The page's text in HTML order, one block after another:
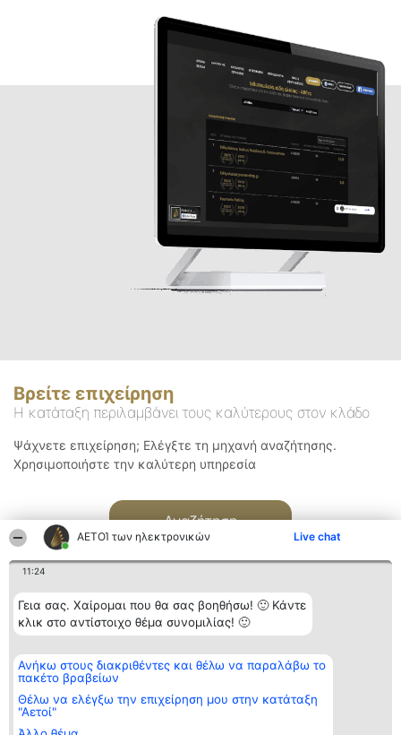
ΑΕΤΟΊ των ηλεκτρονικών Live chat
11:24
Γεια σας. Χαίρομαι που θα σας βοηθήσω! 🙂 Κάντε
κλικ στο αντίστοιχο θέμα συνομιλίας! 🙂
Ανήκω στους διακριθέντες και θέλω να παραλάβω το
πακέτο βραβείων
Θέλω να ελέγξω την επιχείρηση μου στην κατάταξη
"Αετοί"
Βρείτε επιχείρηση
Η κατάταξη περιλαμβάνει τους καλύτερους στον κλάδο
Ψάχνετε επιχείρηση; Ελέγξτε τη μηχανή αναζήτησης.
Χρησιμοποιήστε την καλύτερη υπηρεσία
Αναζήτηση
Διοργανωτής της
κατάταξης
BEAUTIFUL COMPANY
ΤΗΛ. ΕΠΙΚΟΙΝΩΝΙΑΣ:
2104128019
email:
Κατάταξη
Διακριθέντες
των
διακριθέντων
Επικοινωνία
Επικοινωνία